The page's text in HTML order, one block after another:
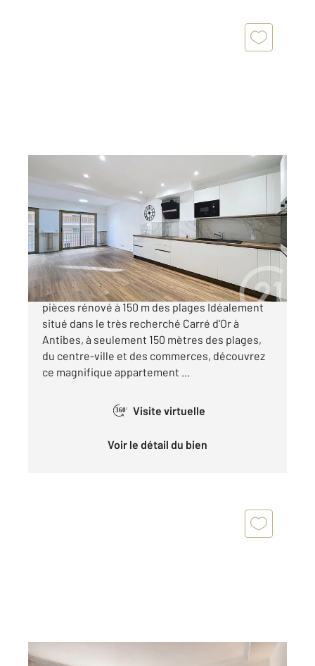
ANTIBES 06
99,23 m2, 4 pièces
Ref : 38170
Appartement F4 à vendre
425 000 €
ANTIBES CARRE D'OR Superbe appartement 4
pièces rénové à 150 m des plages Idéalement
situé dans le très recherché Carré d'Or à
Antibes, à seulement 150 mètres des plages,
du centre-ville et des commerces, découvrez
ce magnifique appartement ...
360° Visite virtuelle
Voir le détail du bien
ANTIBES 06